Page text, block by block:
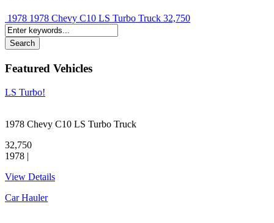
1978 1978 Chevy C10 LS Turbo Truck 32,750
Featured Vehicles
LS Turbo!
1978 Chevy C10 LS Turbo Truck
32,750
1978 |
View Details
Car Hauler